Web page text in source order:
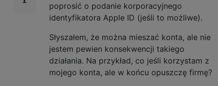
poprosić o podanie korporacyjnego
identyfikatora Apple ID (jeśli to możliwe).
Słyszałem, że można mieszać konta, ale nie
jestem pewien konsekwencji takiego
działania. Na przykład, co jeśli korzystam z
mojego konta, ale w końcu opuszczę firmę?